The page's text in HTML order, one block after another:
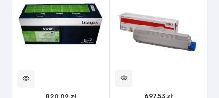
visibility
820,09 zł
visibility
697,53 zł